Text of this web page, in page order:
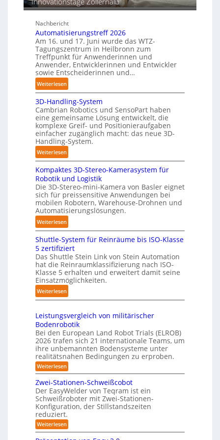
e
C
o
b
o
t
t
d
i
g
e
P
o
l
y
m
e
r
l
a
g
e
r
f
ü
r
T
a
c
h
r
o
b
o
t
r
Nachbericht
Automatisierungstreff 2026
Am 16. und 17. Juni wurde das WTZ-
Tagungszentrum in Heilbronn zum
Treffpunkt für Anwenderinnen und
Anwender, Entwicklerinnen und Entwickler
sowie Entscheiderinnen und…
Weiterlesen:
A
u
t
o
m
a
t
i
s
i
e
r
u
n
g
s
t
r
e
f
f
2
0
6
3D-Handling-System
Cambrian Robotics und SensoPart haben
eine gemeinsame Lösung entwickelt, die
komplexe Greif- und Positionieraufgaben
einfacher zugänglich macht: das neue 3D-
Handling-System.
Weiterlesen:
3
D
-
H
a
n
d
l
n
g
-
S
y
s
t
m
Kompaktes 3D-Stereo-Kamerasystem für
Robotik und Logistik
Die 3D-Stereo-mini-Kamera von Basler eignet
sich für preissensitive Anwendungen bei
mobilen Robotern, Warehouse-Drohnen und
Automatisierungslösungen.
Weiterlesen:
K
o
m
p
a
k
t
e
3
D
-
S
t
e
r
e
o
-
K
a
m
Shuttle-System für Reinräume bis ISO-Klasse
5 zertifiziert
Das Shuttle Stein Link von Stein Automation
hat die Reinraumklassifizierung nach ISO-
Klasse 5 erhalten und erweitert damit seine
Einsatzmöglichkeiten.
Weiterlesen:
S
u
t
t
l
e
-
S
y
s
t
m
f
Leistungsvergleich von militärischer
Bodenrobotik
Bei den European Land Robot Trials (ELROB)
2026 trafen sich 21 internationale Teams, um
ihre unbemannten Bodensysteme unter
realitätsnahen Bedingungen zu erproben.
Weiterlesen:
L
e
i
s
t
u
g
s
v
Zwei-Stationen-Schweißcobot
Der EasyWelder von Teqram ist ein
Schweißroboter mit Zwei-Stationen-
Konfiguration, der Stillstandszeiten
reduziert.
Weiterlesen:
Z
w